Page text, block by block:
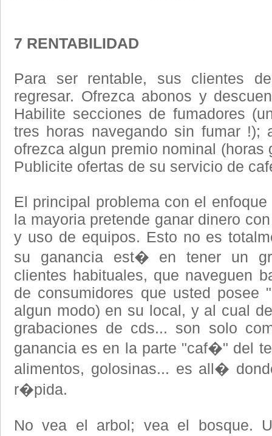
7 RENTABILIDAD
Para ser rentable, sus clientes
regresar. Ofrezca abonos y
Habilite secciones de fumadores
tres horas navegando sin fumar !);
ofrezca algun premio nominal (horas
Publicite ofertas de su servicio de
El principal problema con el
la mayoria pretende ganar dinero
y uso de equipos. Esto no es
su ganancia est� en tener un
clientes habituales, que naveguen
de consumidores que usted posee
algun modo) en su local, y al cual
grabaciones de cds... son solo
ganancia es en la parte "caf�" del
alimentos, golosinas... es all�
r�pida.
No vea el arbol; vea el bosque.